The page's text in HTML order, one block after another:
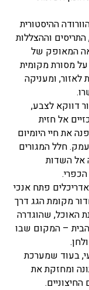
ההיסטורית
וההצללות
המאופק של
מסורת מקומית
לאזור, ומעניקה
דווקא לצבע,
אל חזית
את חיי היומיום
חלל המגורים
אל השדות
פתח אנכי
מקומת הגג דרך
האוכל, שהוגדרה
הבית – המקום שבו
בעוד שמערכת
ומחזקת את